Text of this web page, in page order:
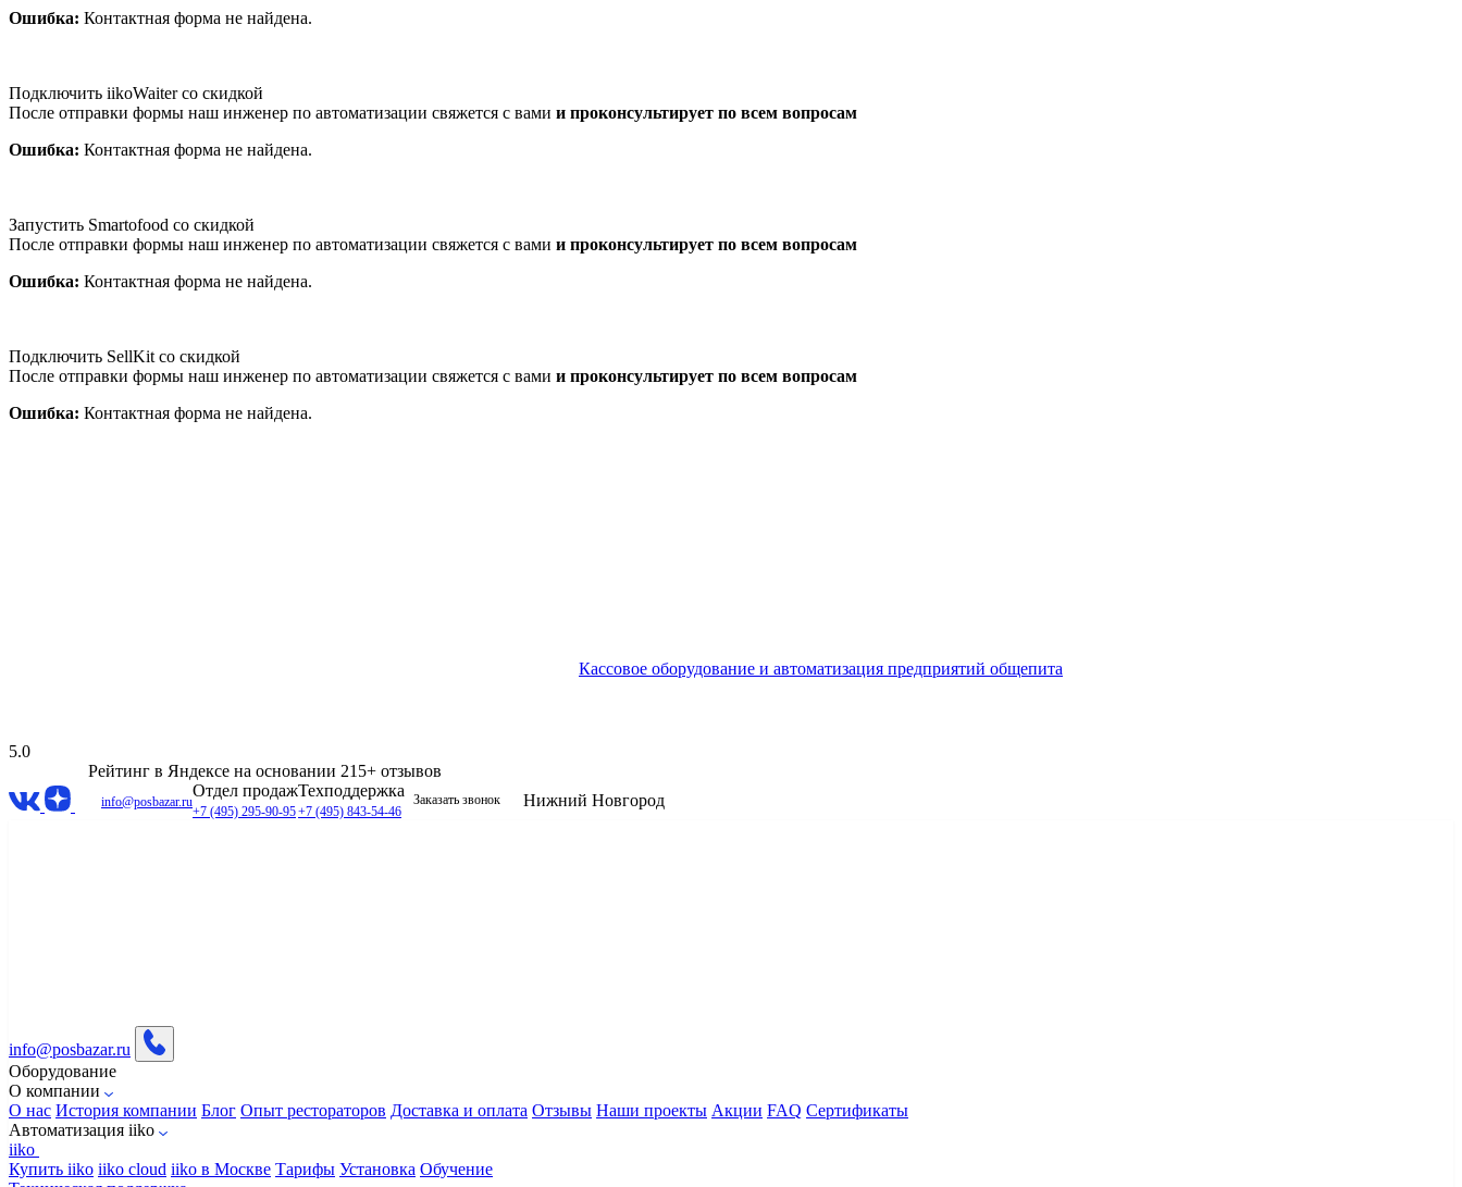
Ошибка: Контактная форма не найдена.
Подключить iikoWaiter со скидкой
После отправки формы наш инженер по автоматизации свяжется с вами и проконсультирует по всем вопросам
Ошибка: Контактная форма не найдена.
Запустить Smartofood со скидкой
После отправки формы наш инженер по автоматизации свяжется с вами и проконсультирует по всем вопросам
Ошибка: Контактная форма не найдена.
Подключить SellKit со скидкой
После отправки формы наш инженер по автоматизации свяжется с вами и проконсультирует по всем вопросам
Ошибка: Контактная форма не найдена.
Кассовое оборудование и автоматизация предприятий общепита
5.0
Рейтинг в Яндексе на основании 215+ отзывов
info@posbazar.ru
Отдел продаж
+7 (495) 295-90-95
Техподдержка
+7 (495) 843-54-46
Заказать звонок Нижний Новгород
info@posbazar.ru
Оборудование
О компании
О нас История компании Блог Опыт рестораторов Доставка и оплата Отзывы Наши проекты Акции FAQ Сертификаты
Автоматизация iiko
iiko
Купить iiko iiko cloud iiko в Москве Тарифы Установка Обучение